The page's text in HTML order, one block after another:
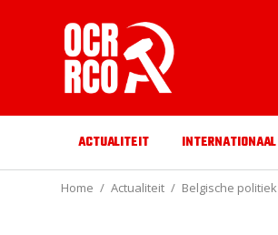
ACTUALITEIT INTERNATIONAAL
Home Actualiteit Belgische politiek